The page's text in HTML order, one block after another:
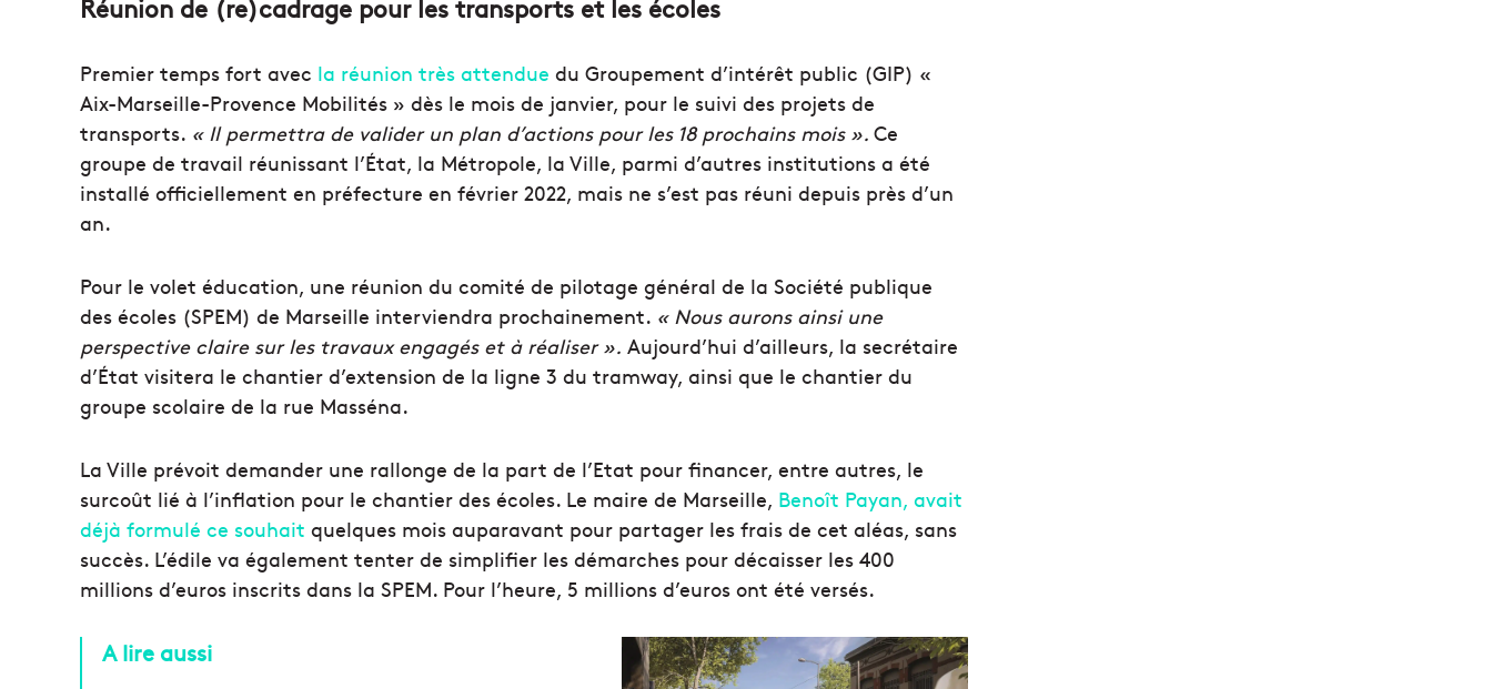
Réunion de (re)cadrage pour les transports et les écoles
Premier temps fort avec la réunion très attendue du Groupement d’intérêt public (GIP) «
Aix-Marseille-Provence Mobilités » dès le mois de janvier, pour le suivi des projets de
transports. « Il permettra de valider un plan d’actions pour les 18 prochains mois ». Ce
groupe de travail réunissant l’État, la Métropole, la Ville, parmi d’autres institutions a été
installé officiellement en préfecture en février 2022, mais ne s’est pas réuni depuis près d’un
an.
Pour le volet éducation, une réunion du comité de pilotage général de la Société publique
des écoles (SPEM) de Marseille interviendra prochainement. « Nous aurons ainsi une
perspective claire sur les travaux engagés et à réaliser ». Aujourd’hui d’ailleurs, la secrétaire
d’État visitera le chantier d’extension de la ligne 3 du tramway, ainsi que le chantier du
groupe scolaire de la rue Masséna.
La Ville prévoit demander une rallonge de la part de l’Etat pour financer, entre autres, le
surcoût lié à l’inflation pour le chantier des écoles. Le maire de Marseille, Benoît Payan, avait
déjà formulé ce souhait quelques mois auparavant pour partager les frais de cet aléas, sans
succès. L’édile va également tenter de simplifier les démarches pour décaisser les 400
millions d’euros inscrits dans la SPEM. Pour l’heure, 5 millions d’euros ont été versés.
A lire aussi